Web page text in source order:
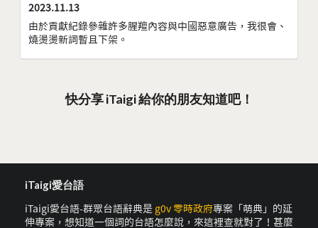
2023.11.13
由於貢獻紀錄參雜許多腥羶內容與中國惡意廣告，我很會、
燒燙燙新詞暫且下架。
快分享 iTaigi 給你的朋友知道吧！
iTaigi愛台語
iTaigi愛台語-群眾台語辭典是 g0v 零時政府專案「萌典」的延
伸專案，想知道一個詞的台語怎麼說，來這裡查就對了！甚麼